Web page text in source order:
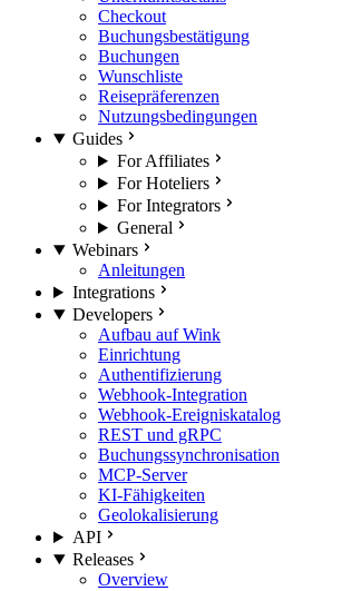
Checkout
Buchungsbestätigung
Buchungen
Wunschliste
Reisepräferenzen
Nutzungsbedingungen
Guides
For Affiliates
For Hoteliers
For Integrators
General
Webinars
Anleitungen
Integrations
Developers
Aufbau auf Wink
Einrichtung
Authentifizierung
Webhook-Integration
Webhook-Ereigniskatalog
REST und gRPC
Buchungssynchronisation
MCP-Server
KI-Fähigkeiten
Geolokalisierung
API
Releases
Overview